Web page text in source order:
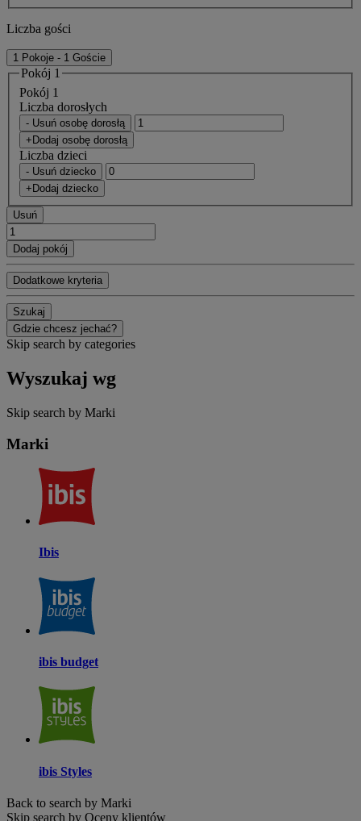
Liczba gości
1 Pokoje - 1 Goście
Pokój 1
Pokój 1
Liczba dorosłych
- Usuń osobę dorosłą
+Dodaj osobę dorosłą
Liczba dzieci
- Usuń dziecko
+Dodaj dziecko
Usuń
Dodaj pokój
Dodatkowe kryteria
Szukaj
Gdzie chcesz jechać?
Skip search by categories
Wyszukaj wg
Skip search by Marki
Marki
Ibis
ibis budget
ibis Styles
Back to search by Marki
Skip search by Oceny klientów